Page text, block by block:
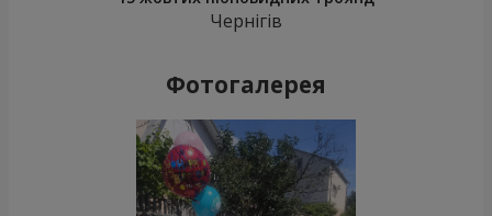
Чернігів
Фотогалерея